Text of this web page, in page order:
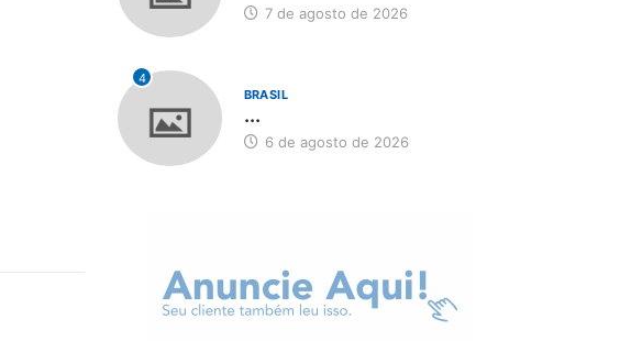
7 de agosto de 2026
4
BRASIL
...
6 de agosto de 2026